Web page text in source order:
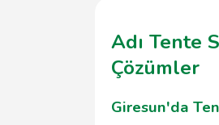
Adı Tente
Çözümler
Giresun'da